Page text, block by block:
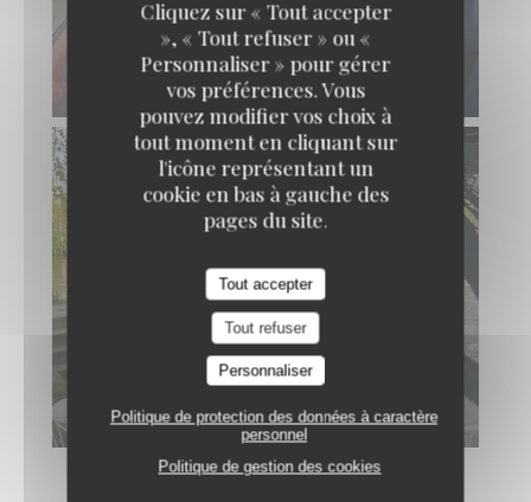
Cliquez sur « Tout accepter
», « Tout refuser » ou «
Personnaliser » pour gérer
vos préférences. Vous
pouvez modifier vos choix à
tout moment en cliquant sur
l'icône représentant un
cookie en bas à gauche des
pages du site.
Tout accepter
Tout refuser
Personnaliser
Politique de protection des données à caractère
personnel
Politique de gestion des cookies